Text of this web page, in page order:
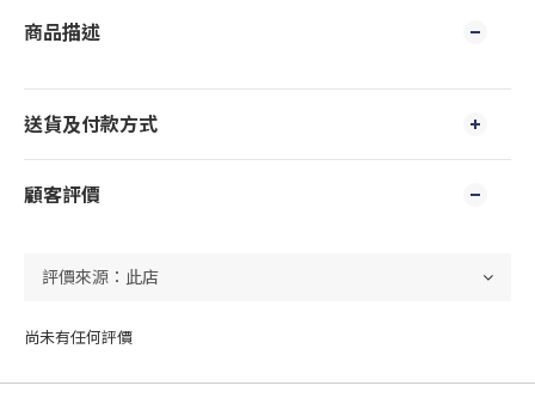
商品描述
送貨及付款方式
顧客評價
尚未有任何評價